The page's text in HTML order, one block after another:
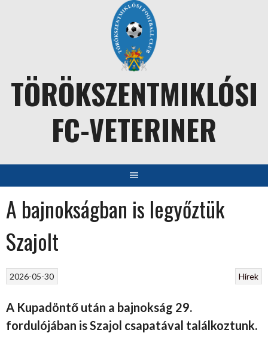
TÖRÖKSZENTMIKLÓSI
FC-VETERINER
A bajnokságban is legyőztük
Szajolt
Hírek
2026-05-30
A Kupadöntő után a bajnokság 29.
fordulójában is Szajol csapatával találkoztunk.